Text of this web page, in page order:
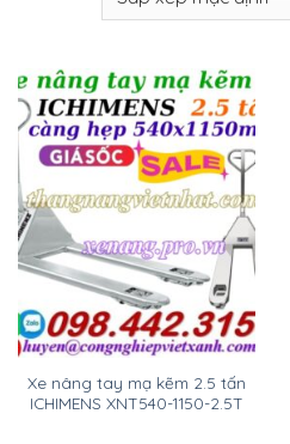
Xe nâng tay mạ kẽm 2.5 tấn
ICHIMENS XNT540-1150-2.5T